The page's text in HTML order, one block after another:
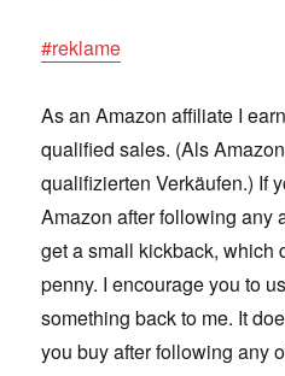
#reklame
As an Amazon affiliate I
qualified sales. (Als
qualifizierten Verkäufen.) If
Amazon after following any
get a small kickback, which
penny. I encourage you to
something back to me. It
you buy after following any